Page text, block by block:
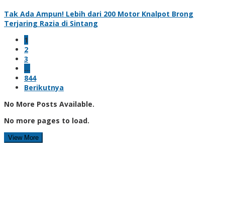
Tak Ada Ampun! Lebih dari 200 Motor Knalpot Brong
Terjaring Razia di Sintang
1
2
3
…
844
Berikutnya
No More Posts Available.
No more pages to load.
View More